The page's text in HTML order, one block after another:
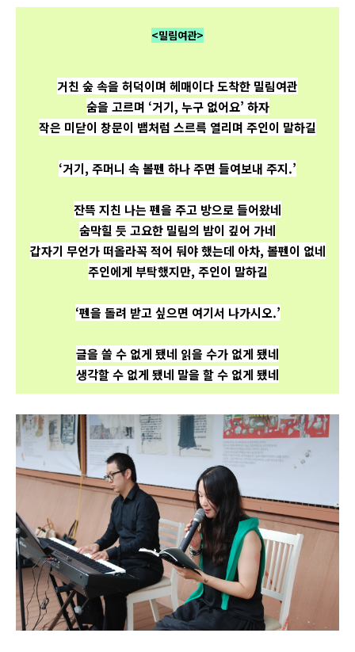
<밀림여관>
거친 숲 속을 허덕이며 헤매이다도착한 밀림여관
숨을 고르며 ‘거기, 누구 없어요’ 하자
작은 미닫이 창문이 뱀처럼 스르륵 열리며 주인이 말하길
‘거기, 주머니 속 볼펜 하나 주면 들여보내 주지.’
잔뜩 지친 나는 펜을 주고 방으로 들어왔네
숨막힐 듯 고요한 밀림의 밤이 깊어 가네
갑자기 무언가 떠올라꼭 적어 둬야 했는데 아차, 볼펜이 없네
주인에게 부탁했지만, 주인이 말하길
‘펜을 돌려 받고 싶으면 여기서 나가시오.’
글을 쓸 수 없게 됐네 읽을 수가 없게 됐네
생각할 수 없게 됐네 말을 할 수 없게 됐네